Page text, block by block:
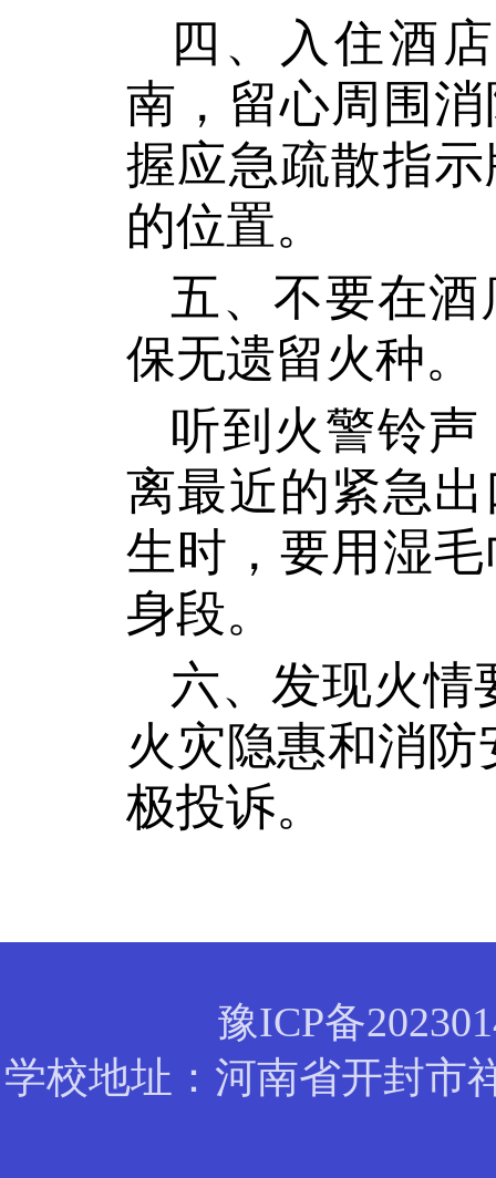
四、入住酒
南，留心周围
握应急疏散指
的位置。
五、不要在
保无遗留火种。
听到火警铃
离最近的紧急
生时，要用湿
身段。
六、发现火情
火灾隐惠和消防
极投诉。
豫ICP备
学校地址：河南省开封市